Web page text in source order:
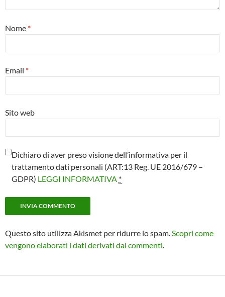
Nome *
Email *
Sito web
Dichiaro di aver preso visione dell’informativa per il
trattamento dati personali (ART:13 Reg. UE 2016/679 –
GDPR) LEGGI INFORMATIVA *
Questo sito utilizza Akismet per ridurre lo spam.Scopri come
vengono elaborati i dati derivati dai commenti.